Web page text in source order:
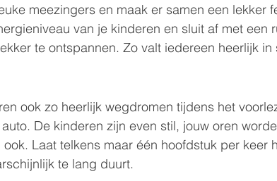
meezingers en maak er samen een lekker
van je kinderen en sluit af met een
te ontspannen. Zo valt iedereen heerlijk in
ook zo heerlijk wegdromen tijdens het
De kinderen zijn even stil, jouw oren
Laat telkens maar één hoofdstuk per keer
te lang duurt.